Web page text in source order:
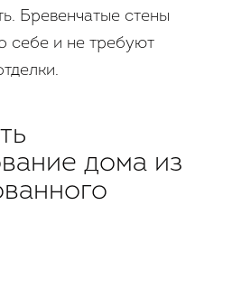
Бревенчатые стены
себе и не требуют
дома из